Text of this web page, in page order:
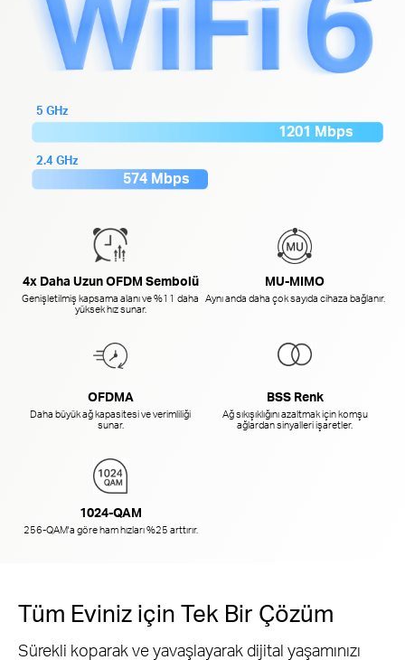
5 GHz
1201 Mbps
2.4 GHz
574 Mbps
4x Daha Uzun OFDM Sembolü
Genişletilmiş kapsama alanı ve %11 daha
yüksek hız sunar.
MU-MIMO
Aynı anda daha çok sayıda cihaza bağlanır.
OFDMA
Daha büyük ağ kapasitesi ve verimliliği
sunar.
BSS Renk
Ağ sıkışıklığını azaltmak için komşu
ağlardan sinyalleri işaretler.
1024-QAM
256-QAM'a göre ham hızları %25 arttırır.
Tüm Eviniz için Tek Bir Çözüm
Sürekli koparak ve yavaşlayarak dijital yaşamınızı